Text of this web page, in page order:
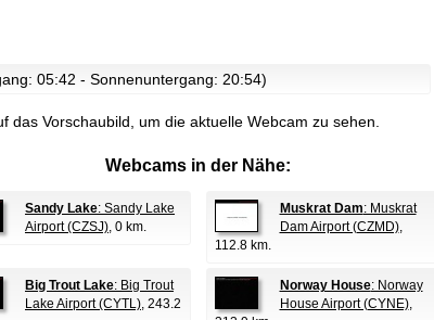
05:42 - Sonnenuntergang: 20:54)
das Vorschaubild, um die aktuelle Webcam zu sehen.
Webcams in der Nähe:
Sandy Lake: Sandy Lake
Airport (CZSJ), 0 km.
Muskrat Dam: Muskrat
Dam Airport (CZMD),
112.8 km.
Big Trout Lake: Big Trout
Lake Airport (CYTL), 243.2
Norway House: Norway
House Airport (CYNE),